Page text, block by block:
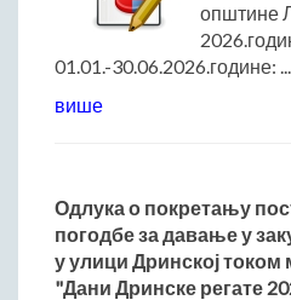
Мали и Велики град
Црква брвнара у Доњој Оровици
Дрина
Врхпоље - Етно село
општине
01.01.-30.06.2026.године: ...
више
Одлука о покретању
погодбе за давање у
у улици Дринској током
"Дани Дринске регате